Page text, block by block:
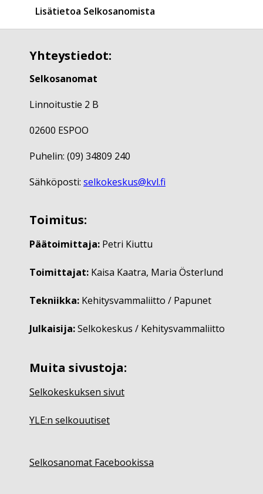
Lisätietoa Selkosanomista
Yhteystiedot:
Selkosanomat
Linnoitustie 2 B
02600 ESPOO
Puhelin: (09) 34809 240
Sähköposti: selkokeskus@kvl.fi
Toimitus:
Päätoimittaja: Petri Kiuttu
Toimittajat: Kaisa Kaatra, Maria Österlund
Tekniikka: Kehitysvammaliitto / Papunet
Julkaisija:Selkokeskus / Kehitysvammaliitto
Muita sivustoja:
Selkokeskuksen sivut
YLE:n selkouutiset
Selkosanomat Facebookissa